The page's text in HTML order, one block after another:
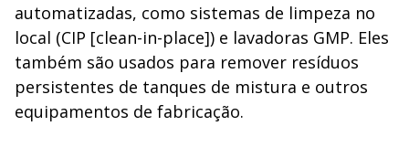
automatizadas, como sistemas de limpeza no
local (CIP [clean-in-place]) e lavadoras GMP. Eles
também são usados para remover resíduos
persistentes de tanques de mistura e outros
equipamentos de fabricação.